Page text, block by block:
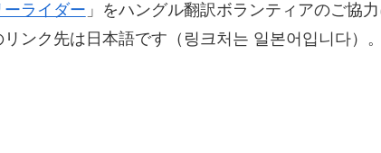
ーライダー 」をハングル翻訳ボランティアのご協
ンク先は日本語です（링크처는 일본어입니다）。